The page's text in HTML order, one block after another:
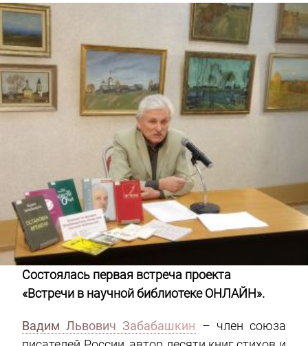
Состоялась первая встреча проекта
«Встречи в научной библиотеке ОНЛАЙН».
Вадим Львович Забабашкин – член союза